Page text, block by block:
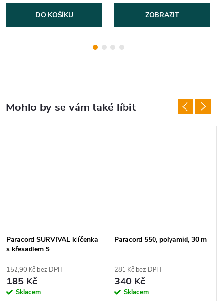
DO KOŠÍKU ZOBRAZIT
Paracord SURVIVAL klíčenka
s křesadlem S
152,90 Kč bez DPH
185 Kč
Skladem
Paracord 550, polyamid, 30 m
281 Kč bez DPH
340 Kč
Skladem